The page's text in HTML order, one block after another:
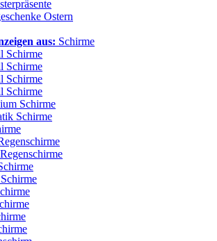
Ostern
aus: Schirme
Schirme
Schirme
Schirme
Schirme
Schirme
Schirme